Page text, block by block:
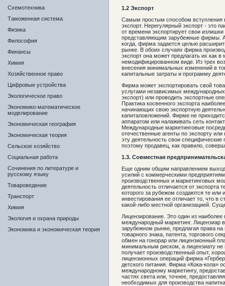
Схемотехника
Таможенная система
Физика
Философия
Финансы
Химия
Хозяйственное право
Цифровые устройства
Экологическое право
Экономико-математическое
моделирование
Экономическая география
Экономическая теория
Сельское хозяйство
Социальная работа
Сочинения по литературе и
русскому языку
Товароведение
Транспорт
Химия
Экология и охрана природы
Экономика и экономическая теория
1.2 Экспорт
Самым простым способом вступления
экспорт. Нерегулярный экспорт - это
от времени экспортирует свои
представляющим зарубежные фирмы.
когда, фирма задается целью
рынке. В обоих случаях фирма
экспорт она может предлагать их как
немодифицированном виде. Из трех
внесения минимальных изменений в
капитальные затраты и программу
Фирма может экспортировать свой
услугами независимых
экспорт) или проводить экспортные
Практика косвенного экспорта
начинающих свою экспортную
капиталовложений. Фирме не
аппаратом или налаживать сеть
Международные маркетинговые
отечественные агенты по экспорту
эту деятельность свои
поэтому продавец, как правило,
1.3. Совместная
Еще одним общим направлением
усилий с коммерческими
производственных и маркетинговых
деятельность отличается от экспорта
которого за рубежом создаются те
инвестирования ее отличает то, что в
какой-либо местной организацией.
Лицензирование. Это один из
международный маркетинг. Лицензиар
зарубежном рынке, предлагая права на
товарного знака, патента, торгового
обмен на гонорар или лицензионный
минимальным риском, а лицензиату не
получает производственный опыт,
лицензионных операций фирма
детского питания. Фирма «Кока-кола»
международному маркетингу,
частях света или, точнее,
необходимых для производства